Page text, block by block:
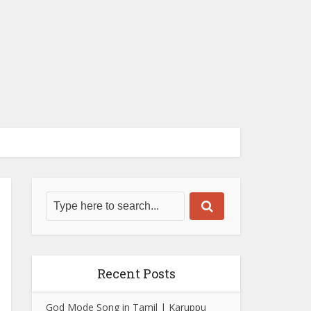
Recent Posts
God Mode Song in Tamil | Karuppu